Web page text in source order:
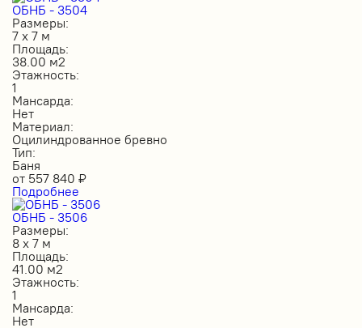
ОБНБ - 3504
Размеры:
7 х 7 м
Площадь:
38.00 м2
Этажность:
1
Мансарда:
Нет
Материал:
Оцилиндрованное бревно
Тип:
Баня
от 557 840 ₽
Подробнее
ОБНБ - 3506
Размеры:
8 х 7 м
Площадь:
41.00 м2
Этажность:
1
Мансарда:
Нет